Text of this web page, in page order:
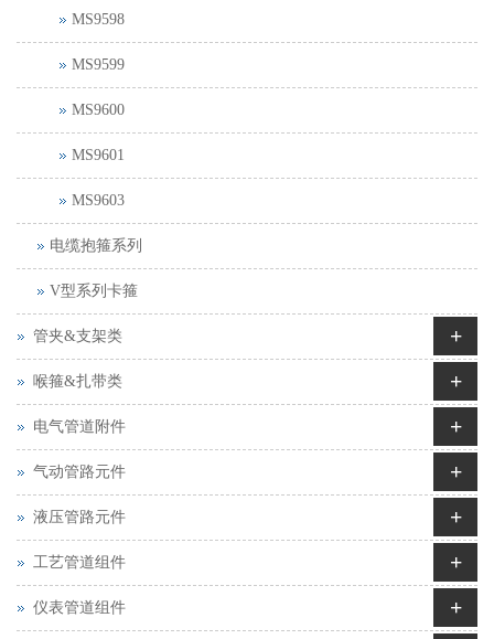
MS9598
MS9599
MS9600
MS9601
MS9603
电缆抱箍系列
V型系列卡箍
管夹&支架类 +
喉箍&扎带类 +
电气管道附件 +
气动管路元件 +
液压管路元件 +
工艺管道组件 +
仪表管道组件 +